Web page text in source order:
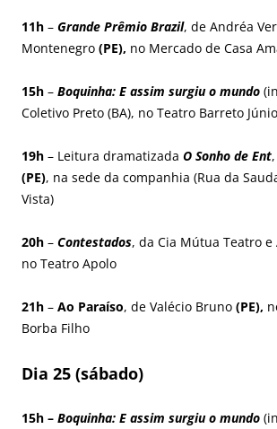
11h – Grande Prêmio Brazil, de Andréa
Montenegro (PE), no Mercado de Casa
15h – Boquinha: E assim surgiu o mundo
Coletivo Preto (BA), no Teatro Barreto
19h – Leitura dramatizada O Sonho de Ent
(PE), na sede da companhia (Rua da
Vista)
20h – Contestados, da Cia Mútua Teatro e
no Teatro Apolo
21h – Ao Paraíso, de Valécio Bruno (PE),
Borba Filho
Dia 25 (sábado)
15h – Boquinha: E assim surgiu o mundo